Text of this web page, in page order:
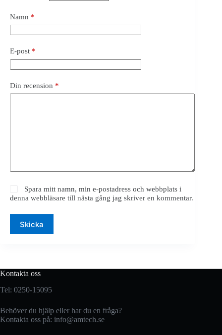
Namn *
E-post *
Din recension *
Spara mitt namn, min e-postadress och webbplats i
denna webbläsare till nästa gång jag skriver en kommentar.
Skicka
Kontakta oss
Tel: 0250-15095
Behöver du hjälp eller har du en fråga?
Kontakta oss på: info@amtech.se